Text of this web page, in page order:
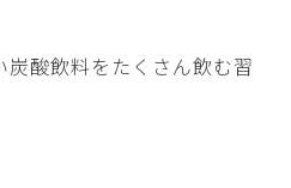
炭酸飲料をたくさん飲む習